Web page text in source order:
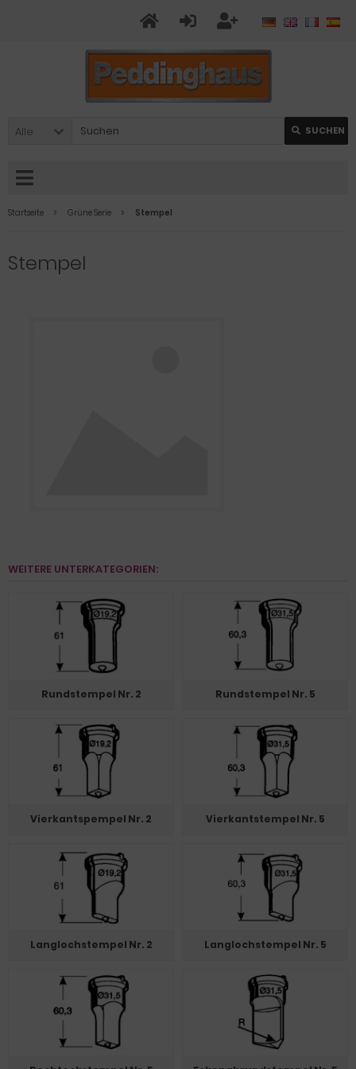
Alle SUCHEN
Startseite Grüne Serie Stempel
Stempel
WEITERE UNTERKATEGORIEN:
Rundstempel Nr. 2 Rundstempel Nr. 5
Vierkantspempel Nr. 2 Vierkantstempel Nr. 5
Langlochstempel Nr. 2 Langlochstempel Nr. 5